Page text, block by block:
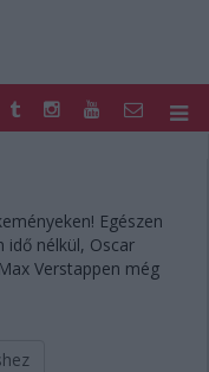
Egészen
idő nélkül, Oscar
Verstappen még